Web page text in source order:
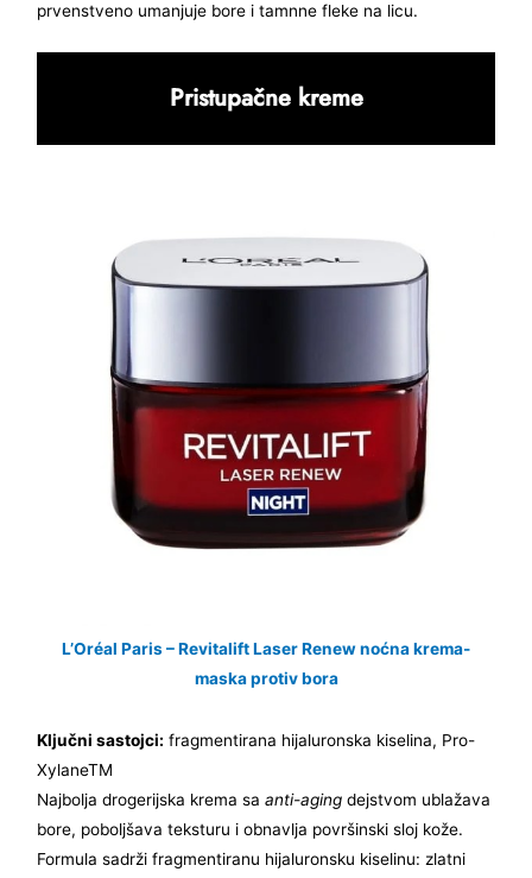
prvenstveno umanjuje bore i tamnne fleke na licu.
Pristupačne kreme
L’Oréal Paris – Revitalift Laser Renew noćna krema-
maska protiv bora
Ključni sastojci: fragmentirana hijaluronska kiselina, Pro-
XylaneTM
Najbolja drogerijska krema saanti-aging dejstvom ublažava
bore, poboljšava teksturu i obnavlja površinski sloj kože.
Formula sadrži fragmentiranu hijaluronsku kiselinu: zlatni